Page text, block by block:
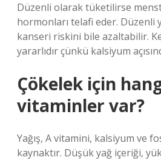
Düzenli olarak tüketilirse
hormonları telafi eder. Düzenli
kanseri riskini bile azaltabilir.
yararlıdır çünkü kalsiyum
Çökelek için
vitaminler var?
Yağış, A vitamini, kalsiyum ve
kaynaktır. Düşük yağ içeriği,